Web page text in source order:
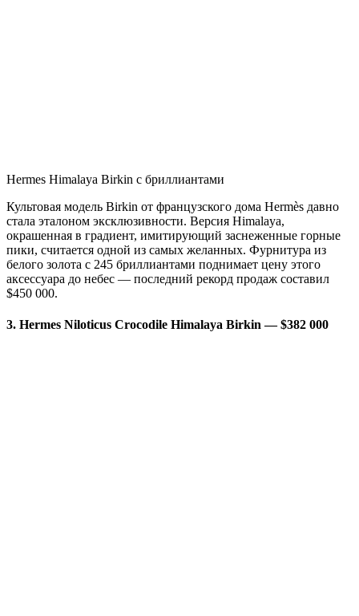
Hermes Himalaya Birkin с бриллиантами
Культовая модель Birkin от французского дома Hermès давно
стала эталоном эксклюзивности. Версия Himalaya,
окрашенная в градиент, имитирующий заснеженные горные
пики, считается одной из самых желанных. Фурнитура из
белого золота с 245 бриллиантами поднимает цену этого
аксессуара до небес — последний рекорд продаж составил
$450 000.
3. Hermes Niloticus Crocodile Himalaya Birkin — $382 000